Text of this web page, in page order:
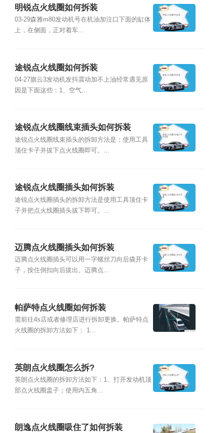
明锐点火线圈如何拆装
03-29森雅m80发动机号在机油加注口下面的缸体
上，在侧面，正对着车...
途锐点火线圈如何拆装
04-27旗云3发动机发抖震动加不上油经常遇见原
因是下面这些：1、空气...
途锐点火线圈线束插头如何拆装
途锐点火线圈线束插头的拆卸方法是：使用工具
顶住卡子并拔下点火线圈即可。...
途锐点火线圈插头如何拆装
途锐点火线圈插头的拆卸方法是使用工具顶住卡
子并把点火线圈插头拔下即可。...
迈腾点火线圈插头如何拆装
迈腾点火线圈插头可以用一字螺丝刀向后撬开卡
子，按住倒扣向后拔出。迈腾点...
帕萨特点火线圈如何拆装
需前往4s店或者修理店进行拆卸更换。帕萨特点
火线圈的拆卸方法如下： 1...
英朗点火线圈怎么拆?
英朗点火线圈的拆卸方法如下：1、打开发动机顶
部点火线圈盖子；使用内五角...
朗逸点火线圈吸住了如何拆装